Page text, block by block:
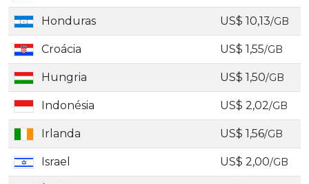
Honduras US$ 10,13/GB
Croácia US$ 1,55/GB
Hungria US$ 1,50/GB
Indonésia US$ 2,02/GB
Irlanda US$ 1,56/GB
Israel US$ 2,00/GB